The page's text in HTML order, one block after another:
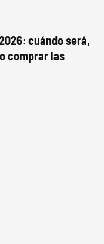
cuándo será,
comprar las